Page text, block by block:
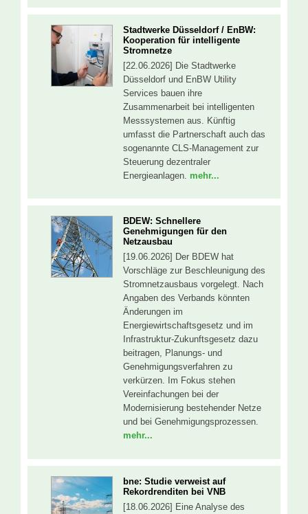
Stadtwerke Düsseldorf / EnBW:
Kooperation für intelligente
Stromnetze
[22.06.2026] Die Stadtwerke
Düsseldorf und EnBW Utility
Services bauen ihre
Zusammenarbeit bei intelligenten
Messsystemen aus. Künftig
umfasst die Partnerschaft auch das
sogenannte CLS-Management zur
Steuerung dezentraler
Energieanlagen. mehr...
BDEW: Schnellere
Genehmigungen für den
Netzausbau
[19.06.2026] Der BDEW hat
Vorschläge zur Beschleunigung des
Stromnetzausbaus vorgelegt. Nach
Angaben des Verbands könnten
Änderungen im
Energiewirtschaftsgesetz und im
Infrastruktur-Zukunftsgesetz dazu
beitragen, Planungs- und
Genehmigungsverfahren zu
verkürzen. Im Fokus stehen
Vereinfachungen bei der
Modernisierung bestehender Netze
und bei Genehmigungsprozessen.
mehr...
bne: Studie verweist auf
Rekordrenditen bei VNB
[18.06.2026] Eine Analyse des